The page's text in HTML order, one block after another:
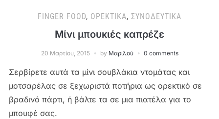
FINGER FOOD, ΟΡΕΚΤΙΚΆ, ΣΥΝΟΔΕΥΤΙΚΆ
Μίνι μπουκιές καπρέζε
20 Μαρτίου, 2015 by Μαριλού 0 comments
Σερβίρετε αυτά τα μίνι σουβλάκια ντομάτας και
μοτσαρέλας σε ξεχωριστά ποτήρια ως ορεκτικό σε
βραδινό πάρτι, ή βάλτε τα σε μια πιατέλα για το
μπουφέ σας.